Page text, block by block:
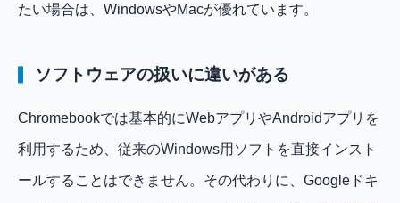
たい場合は、WindowsやMacが優れています。
ソフトウェアの扱いに違いがある
Chromebookでは基本的にWebアプリやAndroidアプリを
利用するため、従来のWindows用ソフトを直接インスト
ールすることはできません。その代わりに、Googleドキ